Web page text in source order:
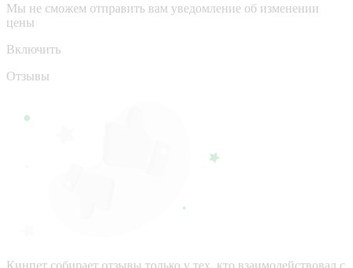
Мы не сможем отправить вам уведомление об изменении
цены
Включить
Отзывы
Кинпет собирает отзывы только у тех, кто взаимодействовал с